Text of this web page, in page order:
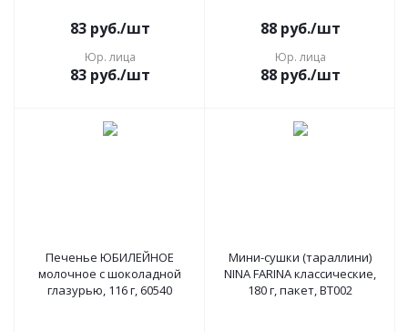
83руб./шт
Юр. лица
83руб./шт
88руб./шт
Юр. лица
88руб./шт
Печенье ЮБИЛЕЙНОЕ
молочное с шоколадной
глазурью, 116 г, 60540
Мини-сушки (тараллини)
NINA FARINA классические,
180 г, пакет, ВТ002